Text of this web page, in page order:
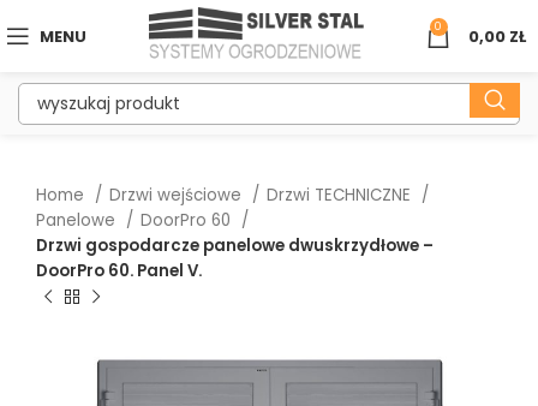
MENU 0 0,00 ZŁ
Home Drzwi wejściowe
Drzwi TECHNICZNE
Panelowe
DoorPro 60
Drzwi gospodarcze panelowe dwuskrzydłowe –
DoorPro 60. Panel V.